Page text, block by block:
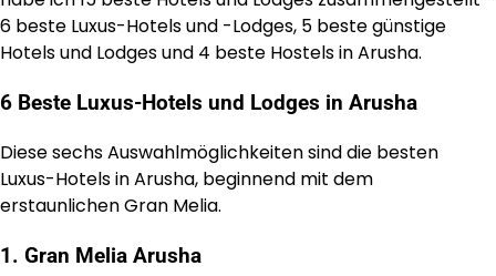
6 beste Luxus-Hotels und -Lodges, 5 beste günstige
Hotels und Lodges und 4 beste Hostels in Arusha.
6 Beste Luxus-Hotels und Lodges in Arusha
Diese sechs Auswahlmöglichkeiten sind die besten
Luxus-Hotels in Arusha, beginnend mit dem
erstaunlichen Gran Melia.
1. Gran Melia Arusha